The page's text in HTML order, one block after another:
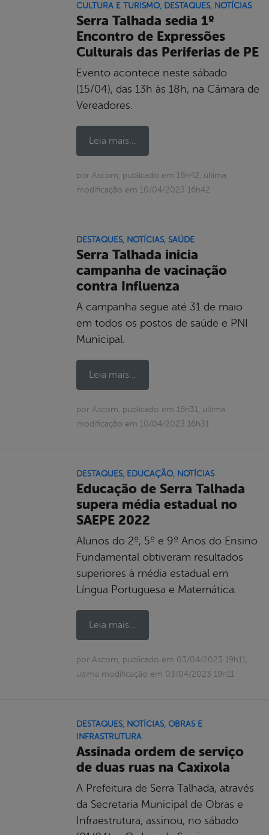
CULTURA E TURISMO, DESTAQUES, NOTÍCIAS
Serra Talhada sedia 1º
Encontro de Expressões
Culturais das Periferias de PE
Evento acontece neste sábado
(15/04), das 13h às 18h, na Câmara de
Vereadores.
Leia mais...
por Ascom, publicado em 16h42, última
modificação em 10/04/2023 16h42
DESTAQUES, NOTÍCIAS, SAÚDE
Serra Talhada inicia
campanha de vacinação
contra Influenza
A campanha segue até 31 de maio
em todos os postos de saúde e PNI
Municipal.
Leia mais...
por Ascom, publicado em 16h31, última
modificação em 10/04/2023 16h31
DESTAQUES, EDUCAÇÃO, NOTÍCIAS
Educação de Serra Talhada
supera média estadual no
SAEPE 2022
Alunos do 2º, 5º e 9º Anos do Ensino
Fundamental obtiveram resultados
superiores à média estadual em
Língua Portuguesa e Matemática.
Leia mais...
por Ascom, publicado em 03/04/2023 19h11,
última modificação em 03/04/2023 19h11
DESTAQUES, NOTÍCIAS, OBRAS E
INFRASTRUTURA
Assinada ordem de serviço
de duas ruas na Caxixola
A Prefeitura de Serra Talhada, através
da Secretaria Municipal de Obras e
Infraestrutura, assinou, no sábado